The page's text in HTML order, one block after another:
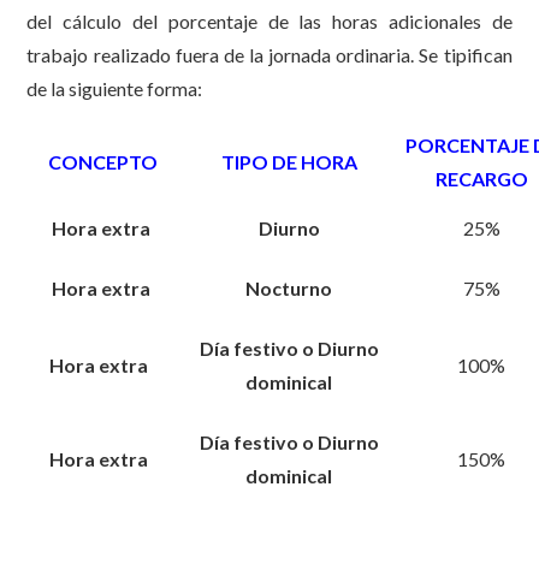
del cálculo del porcentaje de las horas adicionales de
trabajo realizado fuera de la jornada ordinaria. Se tipifican
de la siguiente forma:
CONCEPTO TIPO DE HORA
PORCENTAJE
RECARGO
Hora extra Diurno 25%
Hora extra Nocturno 75%
Hora extra
Día festivo o Diurno
dominical
100%
Hora extra
Día festivo o Diurno
dominical
150%